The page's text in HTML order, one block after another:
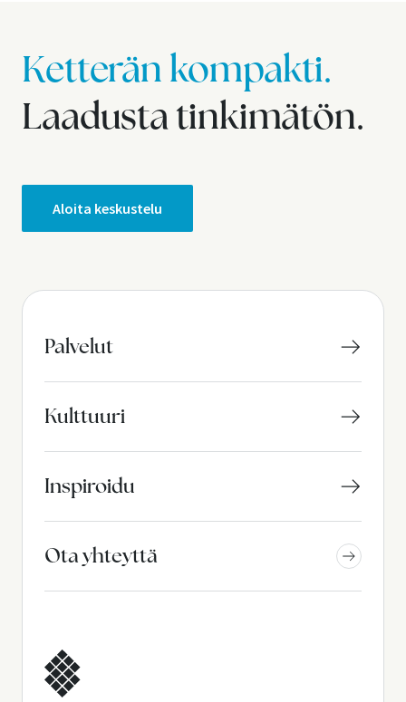
Ketterän kompakti.
Laadusta tinkimätön.
Aloita keskustelu
Palvelut
Kulttuuri
Inspiroidu
Ota yhteyttä